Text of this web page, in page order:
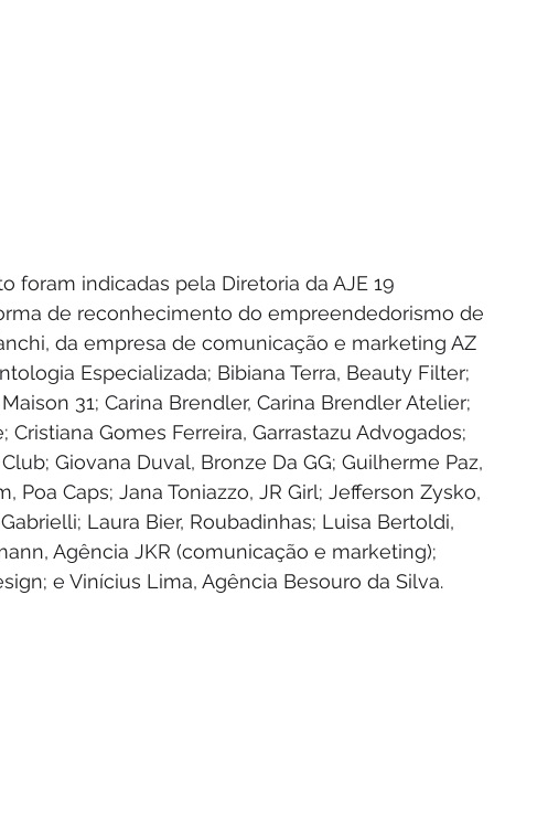
foram indicadas pela Diretoria da AJE 19
de reconhecimento do empreendedorismo de
da empresa de comunicação e marketing AZ
Especializada; Bibiana Terra, Beauty Filter;
31; Carina Brendler, Carina Brendler Atelier;
Cristiana Gomes Ferreira, Garrastazu Advogados;
Giovana Duval, Bronze Da GG; Guilherme Paz,
Poa Caps; Jana Toniazzo, JR Girl; Jefferson Zysko,
Laura Bier, Roubadinhas; Luisa Bertoldi,
Agência JKR (comunicação e marketing);
e Vinícius Lima, Agência Besouro da Silva.